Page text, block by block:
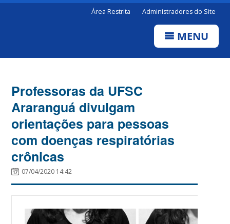
Área Restrita Administradores do Site
MENU
Professoras da UFSC
Araranguá divulgam
orientações para pessoas
com doenças respiratórias
crônicas
07/04/2020 14:42